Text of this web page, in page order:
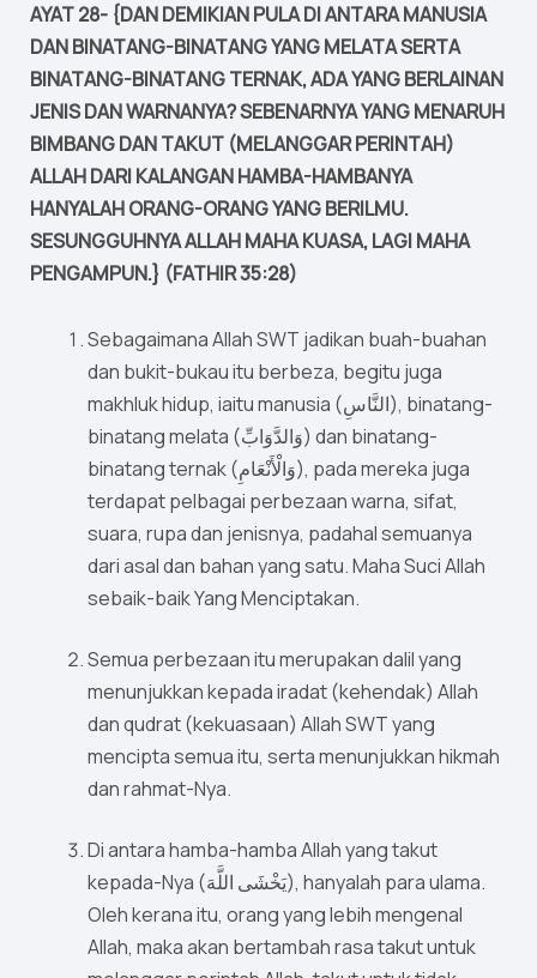
AYAT 28- {DAN DEMIKIAN PULA DI ANTARA MANUSIA
DAN BINATANG-BINATANG YANG MELATA SERTA
BINATANG-BINATANG TERNAK, ADA YANG BERLAINAN
JENIS DAN WARNANYA? SEBENARNYA YANG MENARUH
BIMBANG DAN TAKUT (MELANGGAR PERINTAH)
ALLAH DARI KALANGAN HAMBA-HAMBANYA
HANYALAH ORANG-ORANG YANG BERILMU.
SESUNGGUHNYA ALLAH MAHA KUASA, LAGI MAHA
PENGAMPUN.} (FATHIR 35:28)
Sebagaimana Allah SWT jadikan buah-buahan
dan bukit-bukau itu berbeza, begitu juga
makhluk hidup, iaitu manusia (النَّاسِ), binatang-
binatang melata (وَالدَّوَابِّ) dan binatang-
binatang ternak (وَالْأَنْعَامِ), pada mereka juga
terdapat pelbagai perbezaan warna, sifat,
suara, rupa dan jenisnya, padahal semuanya
dari asal dan bahan yang satu. Maha Suci Allah
sebaik-baik Yang Menciptakan.
Semua perbezaan itu merupakan dalil yang
menunjukkan kepada iradat (kehendak) Allah
dan qudrat (kekuasaan) Allah SWT yang
mencipta semua itu, serta menunjukkan hikmah
dan rahmat-Nya.
Di antara hamba-hamba Allah yang takut
kepada-Nya (يَخْشَى اللَّهَ), hanyalah para ulama.
Oleh kerana itu, orang yang lebih mengenal
Allah, maka akan bertambah rasa takut untuk